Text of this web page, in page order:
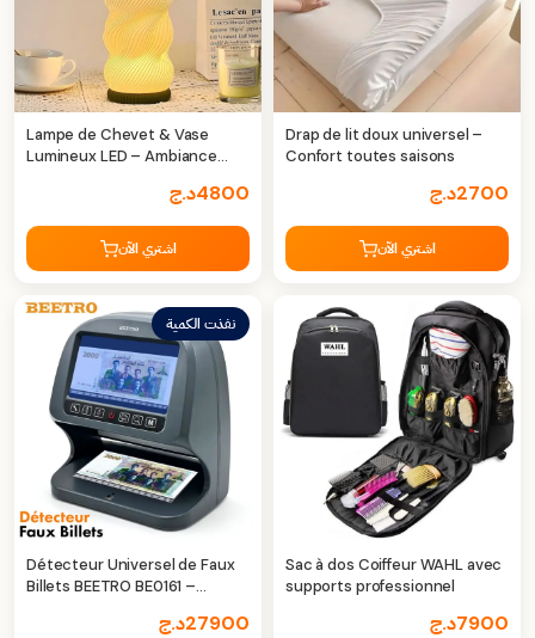
Drap de lit doux universel –
Confort toutes saisons
2700د.ج
اشتري الآن
Lampe de Chevet & Vase
Lumineux LED – Ambiance
4800د.ج
اشتري الآن
Sac à dos Coiffeur WAHL avec
supports professionnel
7900د.ج
نفذت الكمية
Détecteur Universel de Faux
Billets BEETRO BE0161 –
27900د.ج